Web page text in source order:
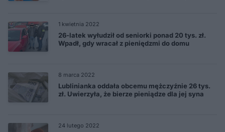
1 kwietnia 2022
26-latek wyłudził od seniorki ponad 20 tys. zł.
Wpadł, gdy wracał z pieniędzmi do domu
8 marca 2022
Lublinianka oddała obcemu mężczyźnie 26 tys.
zł. Uwierzyła, że bierze pieniądze dla jej syna
24 lutego 2022